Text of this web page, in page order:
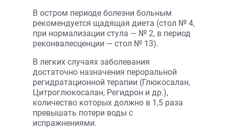
В остром периоде болезни больным
рекомендуется щадящая диета (стол № 4,
при нормализации стула — № 2, в период
реконвалесценции — стол № 13).
В легких случаях заболевания
достаточно назначения пероральной
регидратационной терапии (Глюкосалан,
Цитроглюкосалан, Регидрон и др.),
количество которых должно в 1,5 раза
превышать потери воды с
испражнениями.